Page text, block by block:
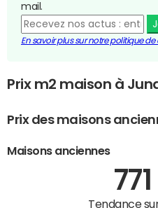
mail.
En savoir plus sur notre politique
Prix m2 maison à
Prix des maisons
Maisons anciennes
771
Tendance